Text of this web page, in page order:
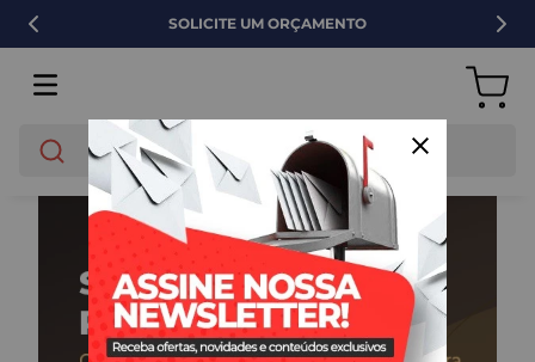
SOLICITE UM ORÇAMENTO
O que você está buscando?